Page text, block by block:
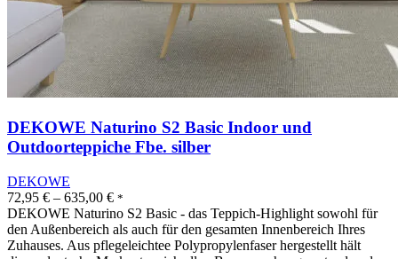
DEKOWE Naturino S2 Basic Indoor und
Outdoorteppiche Fbe. silber
DEKOWE
72,95 € – 635,00 € *
DEKOWE Naturino S2 Basic - das Teppich-Highlight sowohl für
den Außenbereich als auch für den gesamten Innenbereich Ihres
Zuhauses. Aus pflegeleichtee Polypropylenfaser hergestellt hält